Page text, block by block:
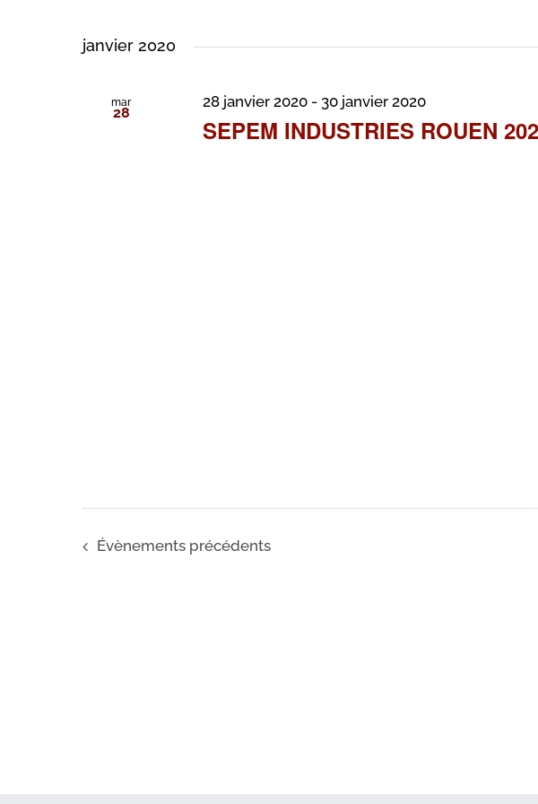
janvier 2020
mar
28
28 janvier 2020 - 30 janvier 2020
SEPEM INDUSTRIES ROUEN
Évènementsprécédents